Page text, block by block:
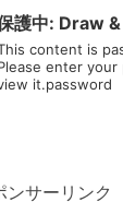
護中: Draw
content is
enter
it.password
ンサーリンク